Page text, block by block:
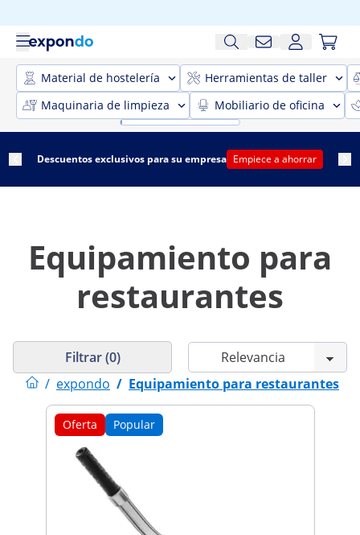
Material de hostelería
Herramientas de taller
Maquinaria de limpieza
Mobiliario de oficina
Descuentos exclusivos para su empresa Empiece a ahorrar
Equipamiento para
restaurantes
/ expondo / Equipamiento para restaurantes
Filtrar (0)
Oferta Popular